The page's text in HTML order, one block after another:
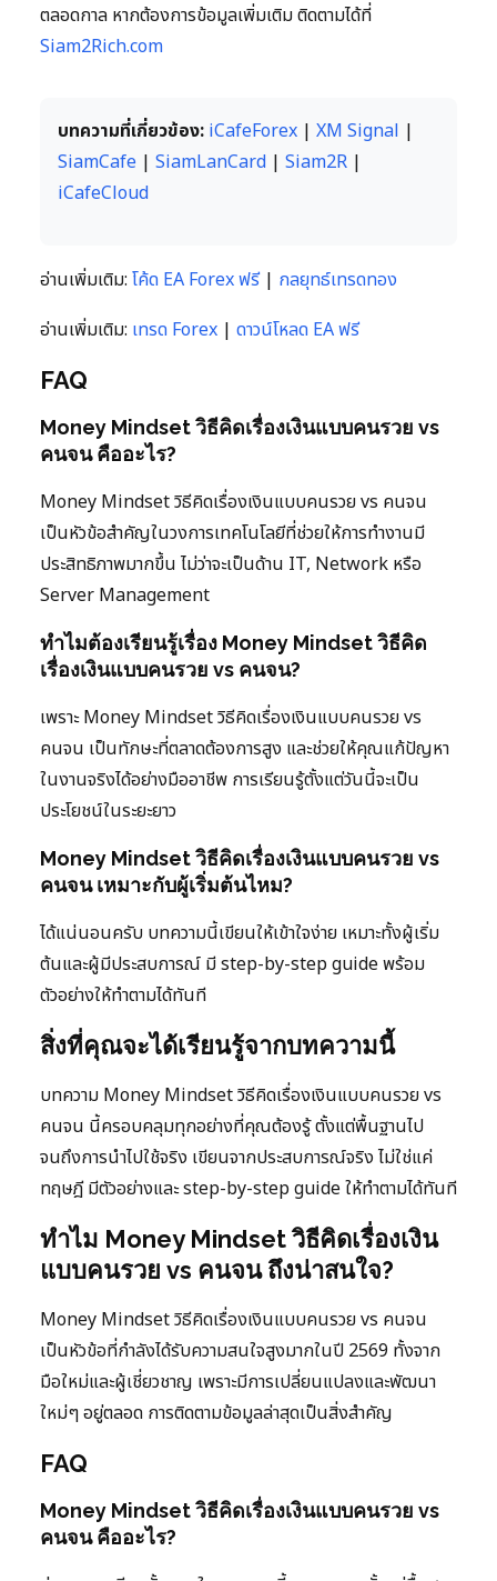
ตลอดกาล หากต้องการข้อมูลเพิ่มเติม ติดตามได้ที่
Siam2Rich.com
บทความที่เกี่ยวข้อง: iCafeForex | XM Signal |
SiamCafe | SiamLanCard | Siam2R |
iCafeCloud
อ่านเพิ่มเติม: โค้ด EA Forex ฟรี| กลยุทธ์เทรดทอง
อ่านเพิ่มเติม: เทรด Forex | ดาวน์โหลด EA ฟรี
FAQ
Money Mindset วิธีคิดเรื่องเงินแบบคนรวย vs
คนจน คืออะไร?
Money Mindset วิธีคิดเรื่องเงินแบบคนรวย vs คนจน
เป็นหัวข้อสำคัญในวงการเทคโนโลยีที่ช่วยให้การทำงานมี
ประสิทธิภาพมากขึ้น ไม่ว่าจะเป็นด้าน IT, Network หรือ
Server Management
ทำไมต้องเรียนรู้เรื่อง Money Mindset วิธีคิด
เรื่องเงินแบบคนรวย vs คนจน?
เพราะ Money Mindset วิธีคิดเรื่องเงินแบบคนรวย vs
คนจน เป็นทักษะที่ตลาดต้องการสูง และช่วยให้คุณแก้ปัญหา
ในงานจริงได้อย่างมืออาชีพ การเรียนรู้ตั้งแต่วันนี้จะเป็น
ประโยชน์ในระยะยาว
Money Mindset วิธีคิดเรื่องเงินแบบคนรวย vs
คนจน เหมาะกับผู้เริ่มต้นไหม?
ได้แน่นอนครับ บทความนี้เขียนให้เข้าใจง่าย เหมาะทั้งผู้เริ่ม
ต้นและผู้มีประสบการณ์ มี step-by-step guide พร้อม
ตัวอย่างให้ทำตามได้ทันที
สิ่งที่คุณจะได้เรียนรู้จากบทความนี้
บทความ Money Mindset วิธีคิดเรื่องเงินแบบคนรวย vs
คนจน นี้ครอบคลุมทุกอย่างที่คุณต้องรู้ ตั้งแต่พื้นฐานไป
จนถึงการนำไปใช้จริง เขียนจากประสบการณ์จริง ไม่ใช่แค่
ทฤษฎี มีตัวอย่างและ step-by-step guide ให้ทำตามได้ทันที
ทำไม Money Mindset วิธีคิดเรื่องเงิน
แบบคนรวย vs คนจน ถึงน่าสนใจ?
Money Mindset วิธีคิดเรื่องเงินแบบคนรวย vs คนจน
เป็นหัวข้อที่กำลังได้รับความสนใจสูงมากในปี 2569 ทั้งจาก
มือใหม่และผู้เชี่ยวชาญ เพราะมีการเปลี่ยนแปลงและพัฒนา
ใหม่ๆ อยู่ตลอด การติดตามข้อมูลล่าสุดเป็นสิ่งสำคัญ
FAQ
Money Mindset วิธีคิดเรื่องเงินแบบคนรวย vs
คนจน คืออะไร?